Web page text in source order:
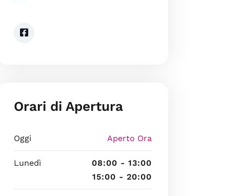
Orari di Apertura
Oggi Aperto Ora
Lunedì
08:00 - 13:00
15:00 - 20:00